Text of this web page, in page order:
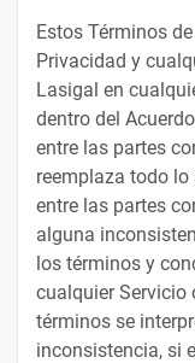
Estos Términos
Privacidad y
Lasigal en
dentro del
entre las partes
reemplaza todo
entre las partes
alguna
los términos y
cualquier Servicio
términos se
inconsistencia, si